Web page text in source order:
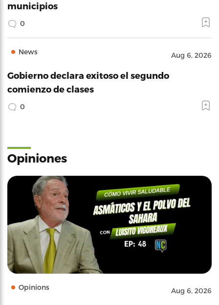
municipios
0
News Aug 6, 2026
Gobierno declara exitoso el segundo
comienzo de clases
0
Opiniones
Opinions Aug 6, 2026